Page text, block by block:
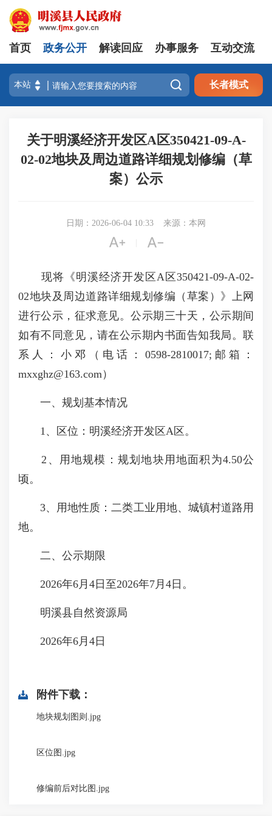
首页 政务公开 解读回应 办事服务 互动交流
 长者模式
关于明溪经济开发区A区350421-09-A-
02-02地块及周边道路详细规划修编（草
案）公示
日期：2026-06-04 10:33 来源：本网
 
现将《明溪经济开发区A区350421-09-A-02-
02地块及周边道路详细规划修编（草案）》上网
进行公示，征求意见。公示期三十天，公示期间
如有不同意见，请在公示期内书面告知我局。联
系人：小邓（电话：0598-2810017;邮箱：
mxxghz@163.com）
一、规划基本情况
1、区位：明溪经济开发区A区。
2、用地规模：规划地块用地面积为4.50公
顷。
3、用地性质：二类工业用地、城镇村道路用
地。
二、公示期限
2026年6月4日至2026年7月4日。
明溪县自然资源局
2026年6月4日
附件下载：
地块规划图则.jpg
区位图.jpg
修编前后对比图.jpg